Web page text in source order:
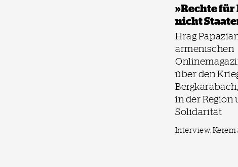
»Rechte für
nicht
Hrag
armenischen
über den
in der Region
Solidarität
Interview: Kerem